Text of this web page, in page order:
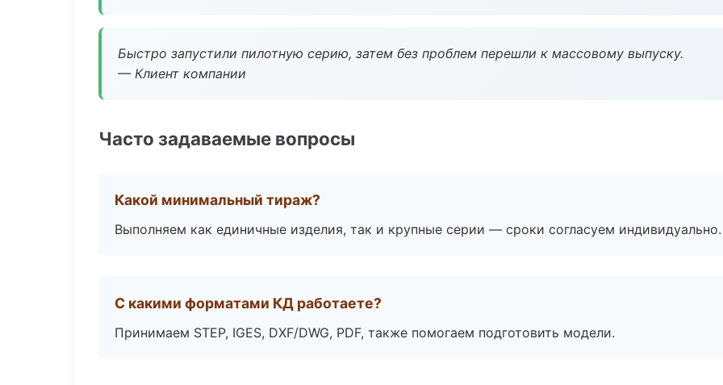
Быстро запустили пилотную серию, затем без проблем перешли к массовому выпуску.
— Клиент компании
Часто задаваемые вопросы
Какой минимальный тираж?
Выполняем как единичные изделия, так и крупные серии — сроки согласуем индивидуально.
С какими форматами КД работаете?
Принимаем STEP, IGES, DXF/DWG, PDF, также помогаем подготовить модели.